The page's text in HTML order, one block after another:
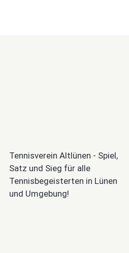
Tennisverein Altlünen - Spiel,
Satz und Sieg für alle
Tennisbegeisterten in Lünen
und Umgebung!